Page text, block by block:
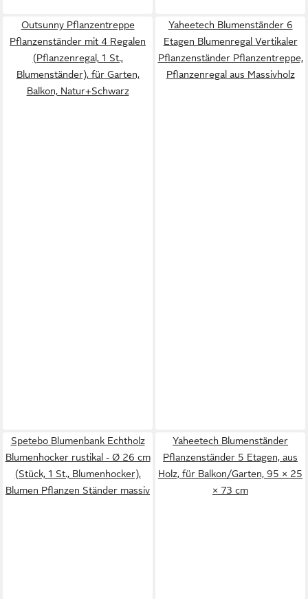
Outsunny Pflanzentreppe
Pflanzenständer mit 4 Regalen
(Pflanzenregal, 1 St.,
Blumenständer), für Garten,
Balkon, Natur+Schwarz
Yaheetech Blumenständer 6
Etagen Blumenregal Vertikaler
Pflanzenständer Pflanzentreppe,
Pflanzenregal aus Massivholz
Spetebo Blumenbank Echtholz
Blumenhocker rustikal - Ø 26 cm
(Stück, 1 St., Blumenhocker),
Blumen Pflanzen Ständer massiv
Yaheetech Blumenständer
Pflanzenständer 5 Etagen, aus
Holz, für Balkon/Garten, 95 × 25
× 73 cm